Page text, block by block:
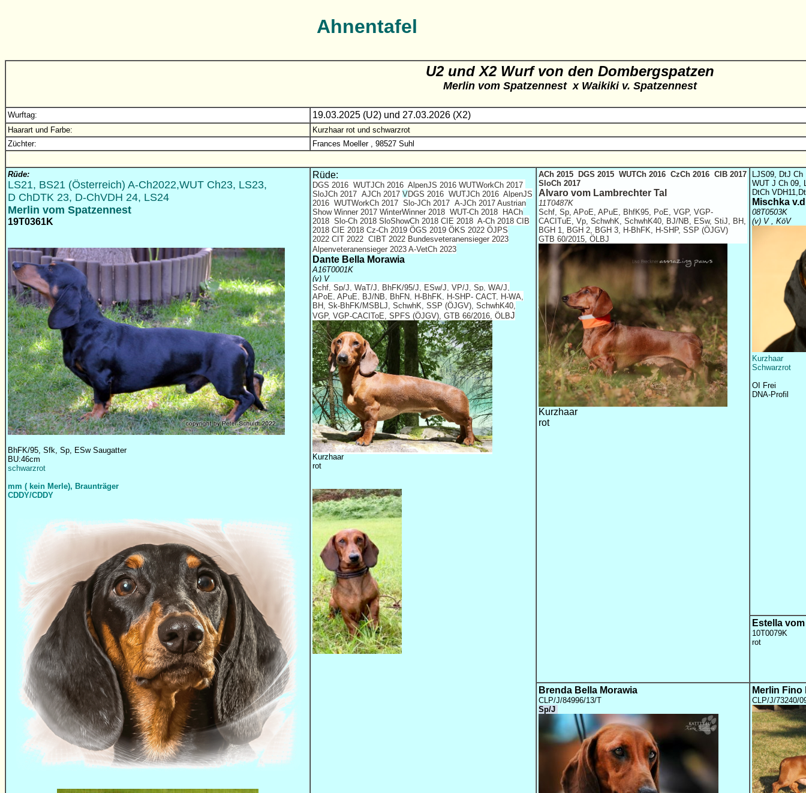
Ahnentafel
U2 und X2 Wurf von den Dombergspatzen
Merlin vom Spatzennest x Waikiki v. Spatzennest
Wurftag: 19.03.2025 (U2) und 27.03.2026 (X2)
Haarart und Farbe:
Kurzhaar rot und schwarzrot
Züchter:
Frances Moeller , 98527 Suhl
Rüde:
LS21, BS21 (Österreich) A-Ch2022,WUT Ch23, LS23,
D ChDTK 23, D-ChVDH 24, LS24
Merlin vom Spatzennest
19T0361K
BhFK/95, Sfk, Sp, ESw Saugatter
BU:46cm
schwarzrot
mm ( kein Merle), Braunträger
CDDY/CDDY
Rüde:
DGS 2016 WUTJCh 2016 AlpenJS 2016 WUTWorkCh 2017
SloJCh 2017 AJCh 2017 VDGS 2016 WUTJCh 2016 AlpenJS
2016 WUTWorkCh 2017 Slo-JCh 2017 A-JCh 2017 Austrian
Show Winner 2017 WinterWinner 2018 WUT-Ch 2018 HACh
2018 Slo-Ch 2018 SloShowCh 2018 CIE 2018 A-Ch 2018 CIB
2018 CIE 2018 Cz-Ch 2019 ÖGS 2019 ÖKS 2022 ÖJPS
2022 CIT 2022 CIBT 2022 Bundesveteranensieger 2023
Alpenveteranensieger 2023 A-VetCh 2023
Dante Bella Morawia
A16T0001K
(v) V
Schf, Sp/J, WaT/J, BhFK/95/J, ESw/J, VP/J, Sp, WA/J,
APoE, APuE, BJ/NB, BhFN, H-BhFK, H-SHP- CACT, H-WA,
BH, Sk-BhFK/MSBLJ, SchwhK, SSP (ÖJGV), SchwhK40,
VGP, VGP-CACIToE, SPFS (ÖJGV), GTB 66/2016, ÖLBJ
Kurzhaar
rot
ACh 2015 DGS 2015 WUTCh 2016 CzCh 2016 CIB 2017
SloCh 2017
Alvaro vom Lambrechter Tal
11T0487K
Schf, Sp, APoE, APuE, BhfK95, PoE, VGP, VGP-
CACITuE, Vp, SchwhK, SchwhK40, BJ/NB, ESw, StiJ, BH,
BGH 1, BGH 2, BGH 3, H-BhFK, H-SHP, SSP (ÖJGV)
GTB 60/2015, ÖLBJ
Kurzhaar
rot
LJS09, DtJ Ch
WUT J Ch 09,
DtCh VDH11,
Mischka
08T0503K
(v) V , KöV
Kurzhaar
Schwarzrot
OI Frei
DNA-Profil
Estella
10T0079K
rot
Brenda Bella Morawia
CLP/J/84996/13/T
Sp/J
Merlin Fino
CLP/J/73240/